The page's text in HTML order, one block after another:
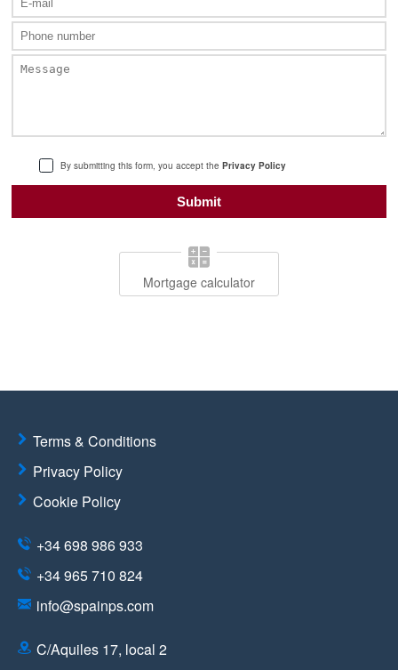
By submitting this form, you accept the Privacy Policy
Mortgage calculator
Terms & Conditions
Privacy Policy
Cookie Policy
+34 698 986 933
+34 965 710 824
info@spainps.com
C/Aquiles 17, local 2